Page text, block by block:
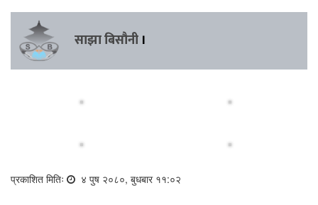
साझा बिसौनी ।
प्रकाशित मितिः ४ पुष २०८०, बुधबार ११:०२